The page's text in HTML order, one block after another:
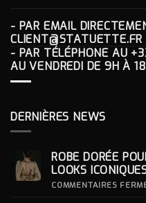
- PAR EMAIL
CLIENT@STATUETTE.FR
- PAR TÉLÉPHONE AU
AU VENDREDI DE 9H À
DERNIÈRES NEWS
ROBE DORÉE
LOOKS
COMMENTAIRES